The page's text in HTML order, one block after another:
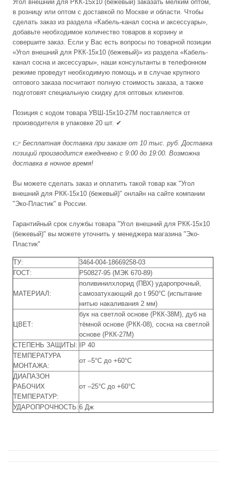
Угол внешний для РКК-15х10 (бежевый) заказать мелким оптом,
в розницу или оптом с доставкой по Москве и области. Чтобы
сделать заказ из раздела «Кабель-канал сосна и аксессуары»,
добавьте необходимое количество товаров в корзину и
совершите заказ. Если у Вас есть вопросы по товарной позиции
«Угол внешний для РКК-15х10 (бежевый)» из раздела «Кабель-
канал сосна и аксессуары», наши консультанты в телефонном
режиме проведут необходимую помощь и в случае крупного
оптового заказа посчитают полную стоимость заказа, а также
подготовят специальную скидку для оптовых клиентов.
Позиция с кодом товара УВШ-15х10-27М поставляется от
производителя в упаковке 20 шт. ✔
👉 Бесплатная доставка при заказе от 10 тыс. руб. Доставка
позиций производится ежедневно с 9:00 до 19:00. Возможна
доставка в ночное время!
Вы можете сделать заказ и оплатить такой товар как "Угол
внешний для РКК-15х10 (бежевый)" онлайн на сайте компании
"Эко-Пластик" в России.
Гарантийный срок службы товара "Угол внешний для РКК-15х10
(бежевый)" вы можете уточнить у менеджера магазина "Эко-
Пластик"
ТУ:
3464-004-18669258-03
ГОСТ:
Р50827-95 (МЭК 670-89)
МАТЕРИАЛ:
поливинилхлорид (ПВХ) ударопрочный,
самозатухающий до t 950°С (испытание
нитью накаливания 2 мм)
ЦВЕТ:
бук на светлой основе (РКК-38М), дуб на
тёмной основе (РКК-08), сосна на светлой
основе (РКК-27М)
СТЕПЕНЬ ЗАЩИТЫ:
IP 40
ТЕМПЕРАТУРА
МОНТАЖА:
от –5°С до +60°С
ДИАПАЗОН
РАБОЧИХ
ТЕМПЕРАТУР:
от –25°С до +60°С
УДАРОПРОЧНОСТЬ:6 Дж